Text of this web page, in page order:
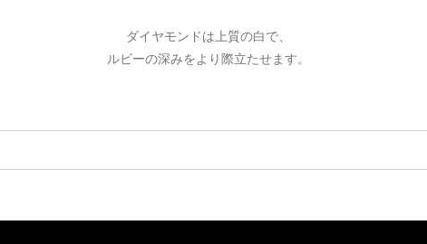
ダイヤモンドは上質の白で、
ルビーの深みをより際立たせます。